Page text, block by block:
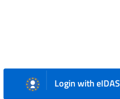
Login with eIDAS